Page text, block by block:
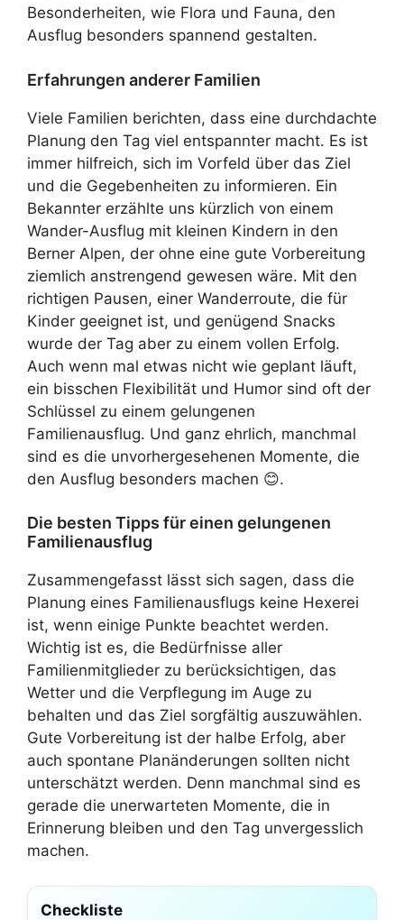
Besonderheiten, wie Flora und Fauna, den
Ausflug besonders spannend gestalten.
Erfahrungen anderer Familien
Viele Familien berichten, dass eine durchdachte
Planung den Tag viel entspannter macht. Es ist
immer hilfreich, sich im Vorfeld über das Ziel
und die Gegebenheiten zu informieren. Ein
Bekannter erzählte uns kürzlich von einem
Wander-Ausflug mit kleinen Kindern in den
Berner Alpen, der ohne eine gute Vorbereitung
ziemlich anstrengend gewesen wäre. Mit den
richtigen Pausen, einer Wanderroute, die für
Kinder geeignet ist, und genügend Snacks
wurde der Tag aber zu einem vollen Erfolg.
Auch wenn mal etwas nicht wie geplant läuft,
ein bisschen Flexibilität und Humor sind oft der
Schlüssel zu einem gelungenen
Familienausflug. Und ganz ehrlich, manchmal
sind es die unvorhergesehenen Momente, die
den Ausflug besonders machen 😊.
Die besten Tipps für einen gelungenen
Familienausflug
Zusammengefasst lässt sich sagen, dass die
Planung eines Familienausflugs keine Hexerei
ist, wenn einige Punkte beachtet werden.
Wichtig ist es, die Bedürfnisse aller
Familienmitglieder zu berücksichtigen, das
Wetter und die Verpflegung im Auge zu
behalten und das Ziel sorgfältig auszuwählen.
Gute Vorbereitung ist der halbe Erfolg, aber
auch spontane Planänderungen sollten nicht
unterschätzt werden. Denn manchmal sind es
gerade die unerwarteten Momente, die in
Erinnerung bleiben und den Tag unvergesslich
machen.
Checkliste